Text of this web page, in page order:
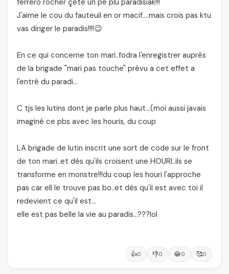
J'aime le cou du fauteuil en or macif….mais crois pas ktu
vas diriger le paradis!!!!😉
En ce qui concerne ton mari..fodra l'enregistrer auprès
de la brigade "mari pas touche" prévu a cet effet a
l'entré du paradi…
C tjs les lutins dont je parle plus haut…(moi aussi javais
imaginé ce pbs avec les houris, du coup
LA brigade de lutin inscrit une sort de code sur le front
de ton mari..et dés qu'ils croisent une HOURI..ils se
transforme en monstre!!!du coup les houri l'approche
pas car ell le trouve pas bo..et dés qu'il est avec toi il
redevient ce qu'il est…
elle est pas belle la vie au paradis…???lol
👍0 👎0 😂0 🥰0